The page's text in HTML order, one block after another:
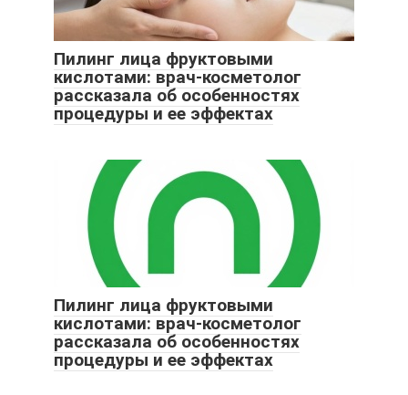
Пилинг лица фруктовыми
кислотами: врач-косметолог
рассказала об особенностях
процедуры и ее эффектах
Пилинг лица фруктовыми
кислотами: врач-косметолог
рассказала об особенностях
процедуры и ее эффектах